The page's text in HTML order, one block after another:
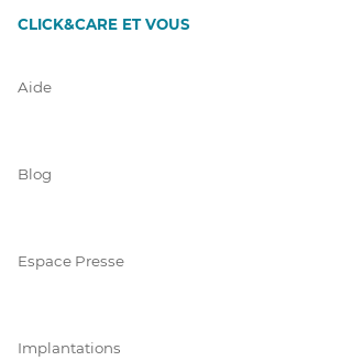
CLICK&CARE ET VOUS
Aide
Blog
Espace Presse
Implantations